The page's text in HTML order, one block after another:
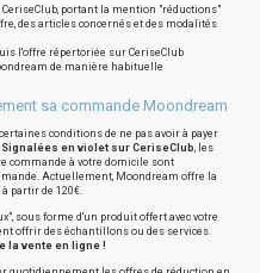
portant la mention "réductions"
des articles concernés et des modalités
l'offre répertoriée sur CeriseClub
de manière habituelle
sa commande Moondream
conditions de ne pas avoir à payer
Signalées en violet sur CeriseClub, les
commande à votre domicile sont
Actuellement, Moondream offre la
partir de 120€.
sous forme d'un produit offert avec votre
offrir des échantillons ou des services.
la vente en ligne !